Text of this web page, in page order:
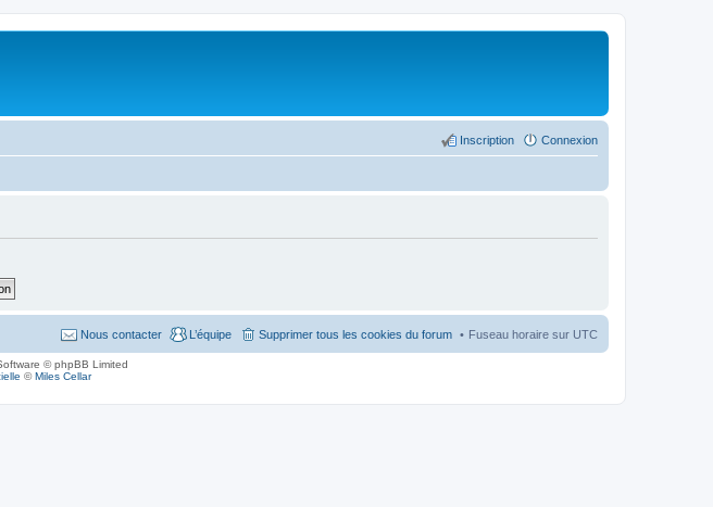
Connexion
Inscription
Fuseau horaire sur UTC
Supprimer tous les cookies du forum
L’équipe
Nous contacter
© phpBB Limited
©Miles Cellar